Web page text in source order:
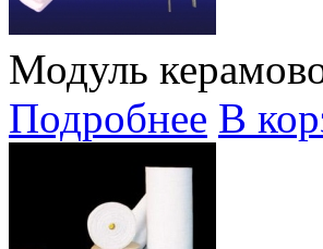
Модуль
Подробнее В